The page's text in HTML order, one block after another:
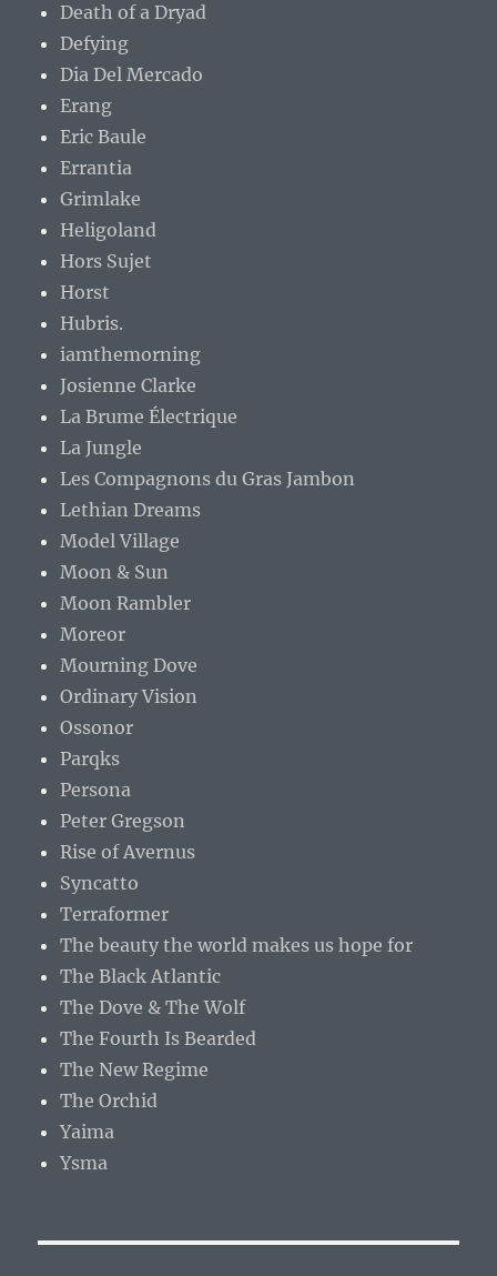
Death of a Dryad
Defying
Dia Del Mercado
Erang
Eric Baule
Errantia
Grimlake
Heligoland
Hors Sujet
Horst
Hubris.
iamthemorning
Josienne Clarke
La Brume Électrique
La Jungle
Les Compagnons du Gras Jambon
Lethian Dreams
Model Village
Moon & Sun
Moon Rambler
Moreor
Mourning Dove
Ordinary Vision
Ossonor
Parqks
Persona
Peter Gregson
Rise of Avernus
Syncatto
Terraformer
The beauty the world makes us hope for
The Black Atlantic
The Dove & The Wolf
The Fourth Is Bearded
The New Regime
The Orchid
Yaima
Ysma